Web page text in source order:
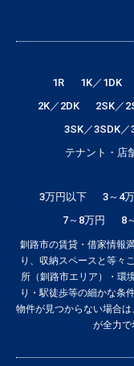
1R
1K／1DK
2K／2DK
2SK／
3SK／3SDK／
テナント・店
3万円以下
3～4
7～8万円
8
釧路市の賃貸・借家情報
り、収納スペースと等々
所（釧路市エリア）・環
り・駅徒歩等の細かな条
物件が見つからない場合
が全力で